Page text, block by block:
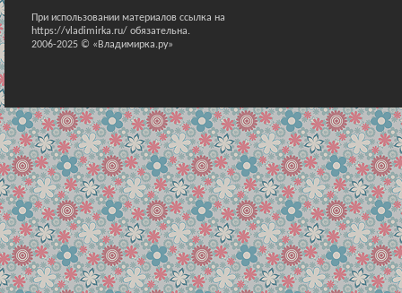
При использовании материалов ссылка на
https://vladimirka.ru/ обязательна.
2006-2025 © «Владимирка.ру»